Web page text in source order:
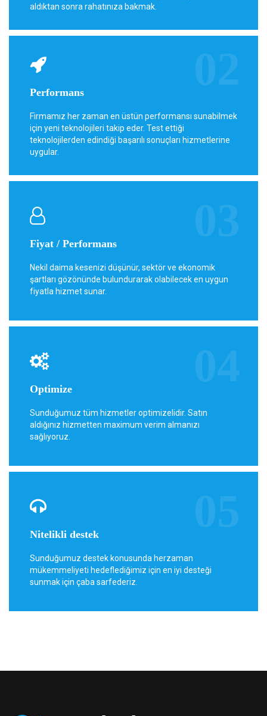
aldıktan sonra rahatınıza bakmak.
Performans
Firmamız her zaman en üstün performansı sunabilmek
için yeni teknolojileri takip eder. Test ettiği
teknolojilerden edindiği başarılı sonuçları hizmetlerine
uygular.
Fiyat / Performans
Nekil daima kesenizi düşünür, sektör ve ekonomik
şartları gözönünde bulundurarak olabilecek en uygun
fiyatla hizmet sunar.
Optimize
Sunduğumuz tüm hizmetler optimizelidir. Satın
aldığınız hizmetten maximum verim almanızı
sağlıyoruz.
Nitelikli destek
Sunduğumuz destek konusunda herzaman
mükemmeliyeti hedeflediğimiz için en iyi desteği
sunmak için çaba sarfederiz.